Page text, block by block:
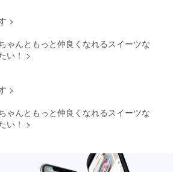
円の
ドッグ
ご提供
しま
のご提
示でマ
Sとなり
ます。
2023年
9月1日
までの2
年間と
>
ゃんともっと仲良くなれるスイーツな
い！ >
>
ゃんともっと仲良くなれるスイーツな
い！ >